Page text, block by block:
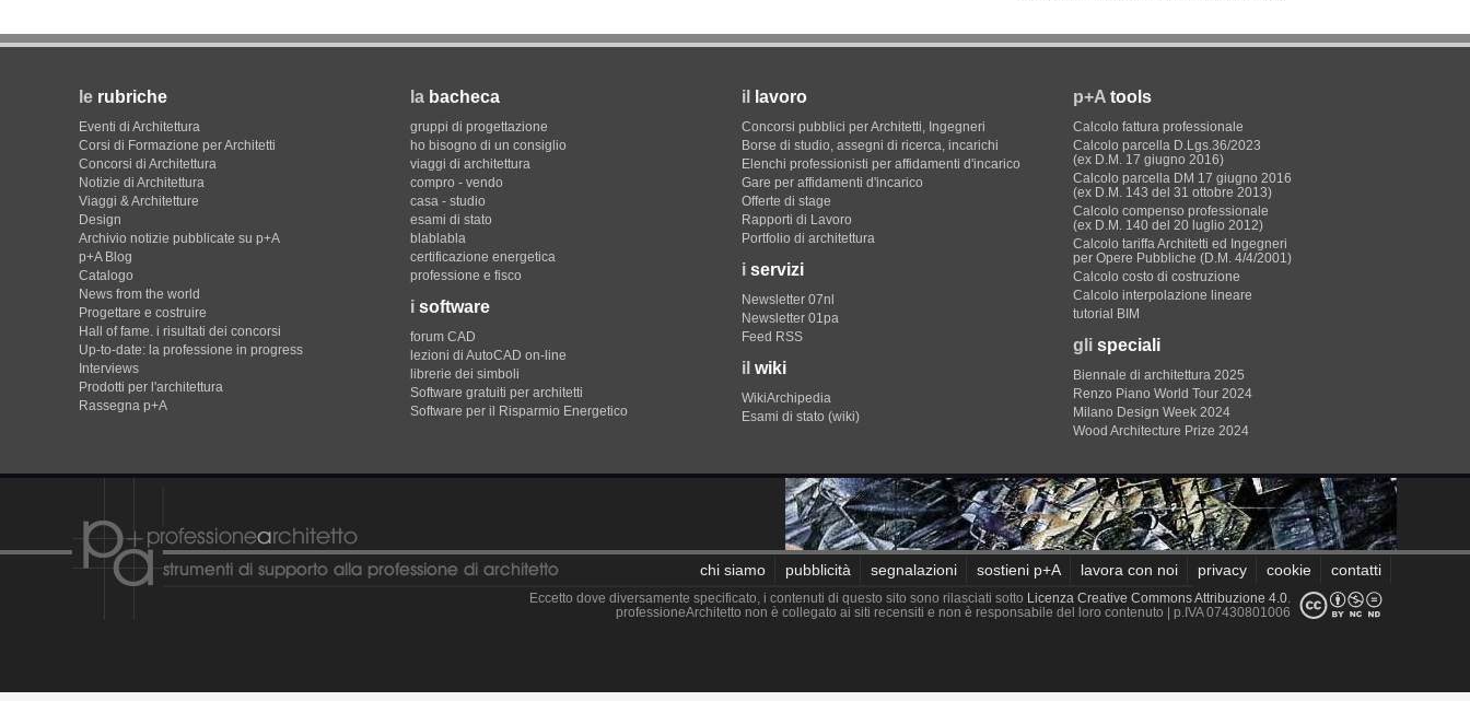
le rubriche
Eventi di Architettura
Corsi di Formazione per Architetti
Concorsi di Architettura
Notizie di Architettura
Viaggi & Architetture
Design
Archivio notizie pubblicate su p+A
p+A Blog
Catalogo
News from the world
Progettare e costruire
Hall of fame. i risultati dei concorsi
Up-to-date: la professione in progress
Interviews
Prodotti per l'architettura
Rassegna p+A
la bacheca
gruppi di progettazione
ho bisogno di un consiglio
viaggi di architettura
compro - vendo
casa - studio
esami di stato
blablabla
certificazione energetica
professione e fisco
i software
forum CAD
lezioni di AutoCAD on-line
librerie dei simboli
Software gratuiti per architetti
Software per il Risparmio Energetico
il lavoro
Concorsi pubblici per Architetti, Ingegneri
Borse di studio, assegni di ricerca, incarichi
Elenchi professionisti per affidamenti d'incarico
Gare per affidamenti d'incarico
Offerte di stage
Rapporti di Lavoro
Portfolio di architettura
i servizi
Newsletter 07nl
Newsletter 01pa
Feed RSS
il wiki
WikiArchipedia
Esami di stato (wiki)
p+A tools
Calcolo fattura professionale
Calcolo parcella D.Lgs.36/2023
(ex D.M. 17 giugno 2016)
Calcolo parcella DM 17 giugno 2016
(ex D.M. 143 del 31 ottobre 2013)
Calcolo compenso professionale
(ex D.M. 140 del 20 luglio 2012)
Calcolo tariffa Architetti ed Ingegneri
per Opere Pubbliche (D.M. 4/4/2001)
Calcolo costo di costruzione
Calcolo interpolazione lineare
tutorial BIM
gli speciali
Biennale di architettura 2025
Renzo Piano World Tour 2024
Milano Design Week 2024
Wood Architecture Prize 2024
chi siamo pubblicità segnalazioni sostieni p+A lavora con noi privacy cookie contatti
Eccetto dove diversamente specificato, i contenuti di questo sito sono rilasciati sotto Licenza Creative Commons Attribuzione 4.0.
professioneArchitetto non è collegato ai siti recensiti e non è responsabile del loro contenuto
| p.IVA 07430801006